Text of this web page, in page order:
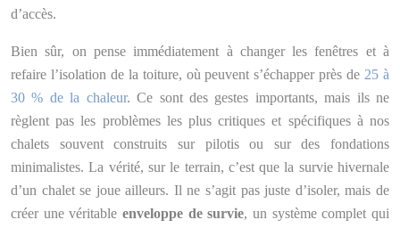
d’accès.
Bien sûr, on pense immédiatement à changer les fenêtres et à
refaire l’isolation de la toiture, où peuvent s’échapper près de 25 à
30 % de la chaleur. Ce sont des gestes importants, mais ils ne
règlent pas les problèmes les plus critiques et spécifiques à nos
chalets souvent construits sur pilotis ou sur des fondations
minimalistes. La vérité, sur le terrain, c’est que la survie hivernale
d’un chalet se joue ailleurs. Il ne s’agit pas juste d’isoler, mais de
créer une véritable enveloppe de survie, un système complet qui